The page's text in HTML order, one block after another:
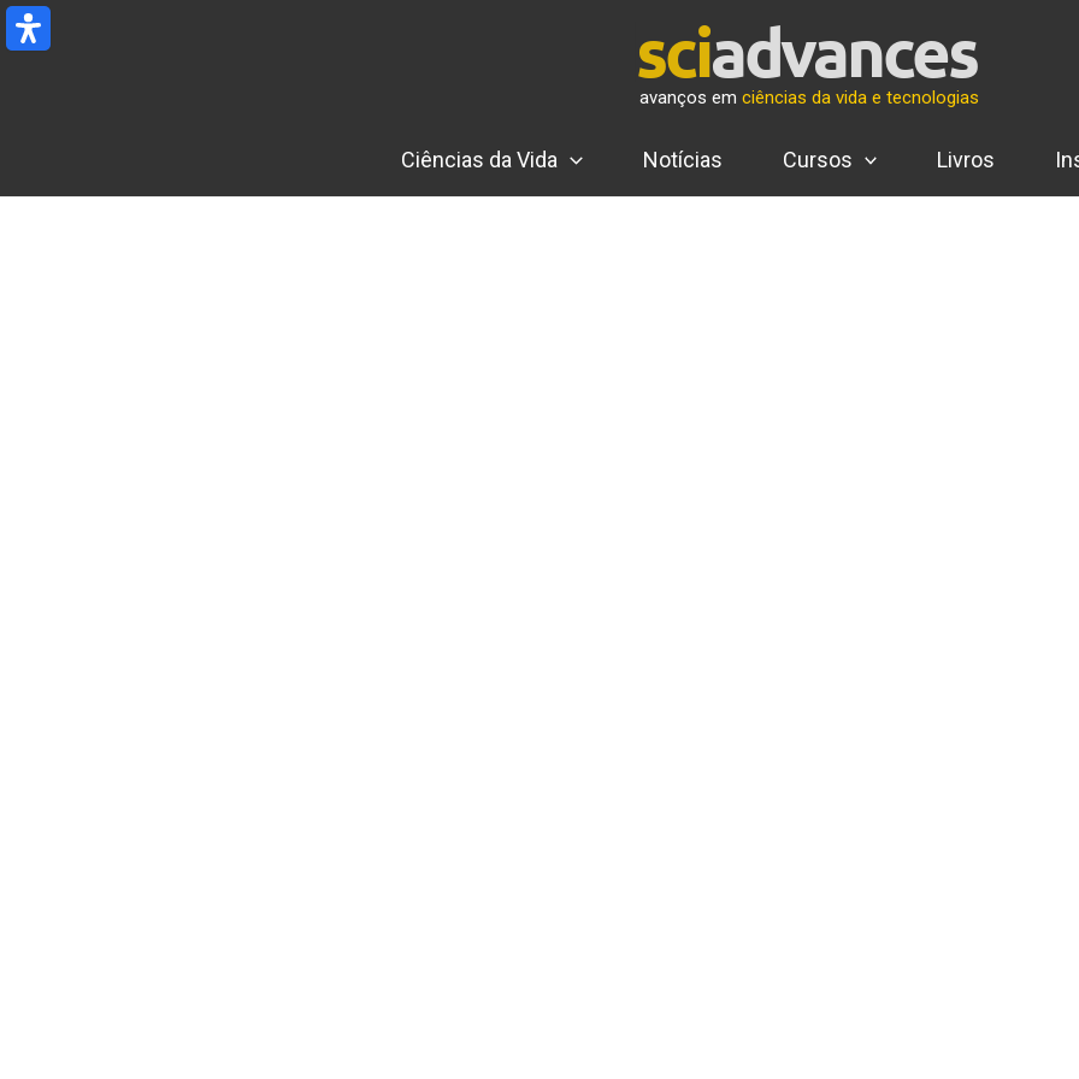
Ir
para
avanços em ciências da vida e tecnologias
Ciências da Vida Notícias Cursos Livros